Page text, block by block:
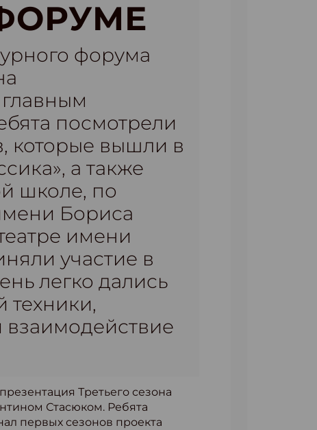
форума
посмотрели
которые вышли в
а также
школе, по
Бориса
имени
участие в
легко дались
техники,
Третьего сезона
Стасюком. Ребята
первых сезонов проекта